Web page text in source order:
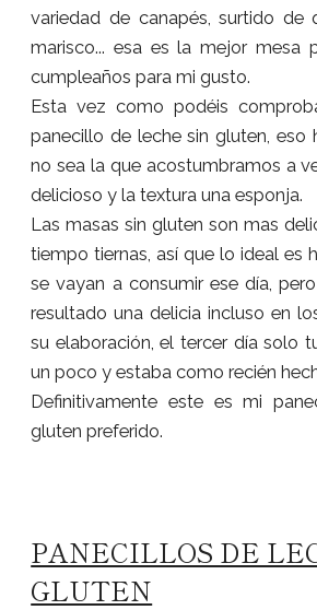
variedad de canapés, surtido de
marisco... esa es la mejor mesa
cumpleaños para mi gusto.
Esta vez como podéis
panecillo de leche sin gluten, eso
no sea la que acostumbramos a
delicioso y la textura una esponja.
Las masas sin gluten son mas
tiempo tiernas, así que lo ideal es
se vayan a consumir ese día,
resultado una delicia incluso en
su elaboración, el tercer día solo
un poco y estaba como recién
Definitivamente este es mi
gluten preferido.
PANECILLOS DE
GLUTEN